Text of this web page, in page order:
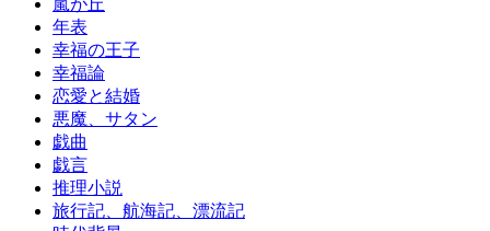
嵐が丘
年表
幸福の王子
幸福論
恋愛と結婚
悪魔、サタン
戯曲
戯言
推理小説
旅行記、航海記、漂流記